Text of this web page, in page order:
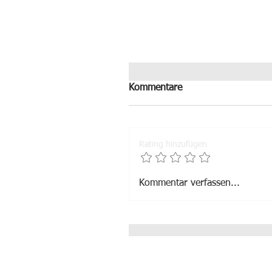
Wilkommen, Zeymoun!
Kommentare
Kommentar verfassen...